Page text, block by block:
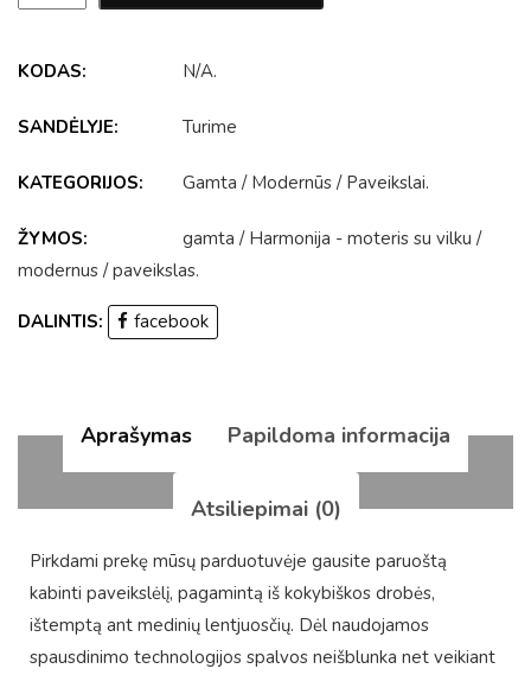
KODAS: N/A.
SANDĖLYJE: Turime
KATEGORIJOS: Gamta / Modernūs / Paveikslai.
ŽYMOS: gamta / Harmonija - moteris su vilku /
modernus /paveikslas.
DALINTIS: facebook
Aprašymas Papildoma informacija
Atsiliepimai (0)
Pirkdami prekę mūsų parduotuvėje gausite paruoštą
kabinti paveikslėlį, pagamintą iš kokybiškos drobės,
ištemptą ant medinių lentjuosčių. Dėl naudojamos
spausdinimo technologijos spalvos neišblunka net veikiant